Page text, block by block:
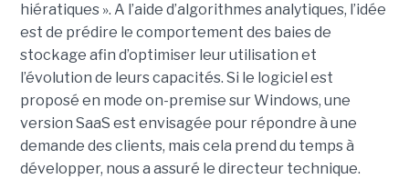
hiératiques ». A l’aide d’algorithmes analytiques, l’idée
est de prédire le comportement des baies de
stockage afin d’optimiser leur utilisation et
l’évolution de leurs capacités. Si le logiciel est
proposé en mode on-premise sur Windows, une
version SaaS est envisagée pour répondre à une
demande des clients, mais cela prend du temps à
développer, nous a assuré le directeur technique.